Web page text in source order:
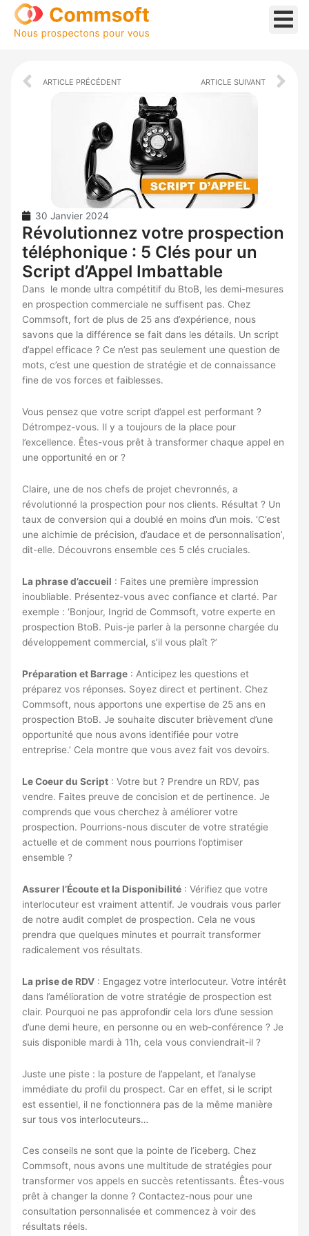
Aller
contenu
Prev
ARTICLE PRÉCÉDENT ARTICLE SUIVANT
30 Janvier 2024
Révolutionnez votre prospection
téléphonique : 5 Clés pour un
Script d’Appel Imbattable
Dans le monde ultra compétitif du BtoB, les demi-mesures
en prospection commerciale ne suffisent pas. Chez
Commsoft, fort de plus de 25 ans d’expérience, nous
savons que la différence se fait dans les détails. Un script
d’appel efficace ? Ce n’est pas seulement une question de
mots, c’est une question de stratégie et de connaissance
fine de vos forces et faiblesses.
Vous pensez que votre script d’appel est performant ?
Détrompez-vous. Il y a toujours de la place pour
l’excellence. Êtes-vous prêt à transformer chaque appel en
une opportunité en or ?
Claire, une de nos chefs de projet chevronnés, a
révolutionné la prospection pour nos clients. Résultat ? Un
taux de conversion qui a doublé en moins d’un mois. ‘C’est
une alchimie de précision, d’audace et de personnalisation’,
dit-elle. Découvrons ensemble ces 5 clés cruciales.
La phrase d’accueil : Faites une première impression
inoubliable. Présentez-vous avec confiance et clarté. Par
exemple : ‘Bonjour, Ingrid de Commsoft, votre experte en
prospection BtoB. Puis-je parler à la personne chargée du
développement commercial, s’il vous plaît ?’
Préparation et Barrage : Anticipez les questions et
préparez vos réponses. Soyez direct et pertinent. Chez
Commsoft, nous apportons une expertise de 25 ans en
prospection BtoB. Je souhaite discuter brièvement d’une
opportunité que nous avons identifiée pour votre
entreprise.’ Cela montre que vous avez fait vos devoirs.
Le Coeur du Script : Votre but ? Prendre un RDV, pas
vendre. Faites preuve de concision et de pertinence. Je
comprends que vous cherchez à améliorer votre
prospection. Pourrions-nous discuter de votre stratégie
actuelle et de comment nous pourrions l’optimiser
ensemble ?
Assurer l’Écoute et la Disponibilité : Vérifiez que votre
interlocuteur est vraiment attentif. Je voudrais vous parler
de notre audit complet de prospection. Cela ne vous
prendra que quelques minutes et pourrait transformer
radicalement vos résultats.
La prise de RDV : Engagez votre interlocuteur. Votre intérêt
dans l’amélioration de votre stratégie de prospection est
clair. Pourquoi ne pas approfondir cela lors d’une session
d’une demi heure, en personne ou en web-conférence ? Je
suis disponible mardi à 11h, cela vous conviendrait-il ?
Juste une piste : la posture de l’appelant, et l’analyse
immédiate du profil du prospect. Car en effet, si le script
est essentiel, il ne fonctionnera pas de la même manière
sur tous vos interlocuteurs…
Ces conseils ne sont que la pointe de l’iceberg. Chez
Commsoft, nous avons une multitude de stratégies pour
transformer vos appels en succès retentissants. Êtes-vous
prêt à changer la donne ? Contactez-nous pour une
consultation personnalisée et commencez à voir des
résultats réels.